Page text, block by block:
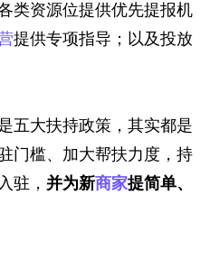
类资源位提供优先提报机
提供专项指导；以及投放
五大扶持政策，其实都是
门槛、加大帮扶力度，持
驻， 并为新商家提简单、